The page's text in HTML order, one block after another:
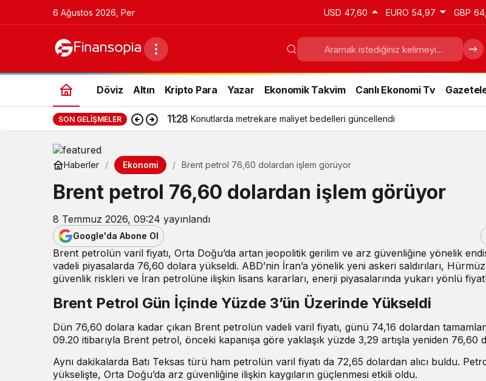
6 Ağustos 2026, Per USD 47,60 EURO 54,97 GBP
Döviz Altın Kripto Para Yazar Ekonomik Takvim Canlı Ekonomi Tv
SON GELIŞMELER 11:28 Konutlarda metrekare maliyet bedelleri güncellendi
Haberler Ekonomi Brent petrol 76,60 dolardan işlem görüyor
Brent petrol 76,60 dolardan işlem görüyor
8 Temmuz 2026, 09:24 yayınlandı
Google'da Abone Ol
Brent petrolün varil fiyatı, Orta Doğu’da artan jeopolitik gerilim ve arz güvenliğine yönelik
vadeli piyasalarda 76,60 dolara yükseldi. ABD’nin İran’a yönelik yeni askeri saldırıları,
güvenlik riskleri ve İran petrolüne ilişkin lisans kararları, enerji piyasalarında yukarı yönlü
Brent Petrol Gün İçinde Yüzde 3’ün Üzerinde Yükseldi
Dün 76,60 dolara kadar çıkan Brent petrolün vadeli varil fiyatı, günü 74,16 dolardan
09.20 itibarıyla Brent petrol, önceki kapanışa göre yaklaşık yüzde 3,29 artışla yeniden 76,60
Aynı dakikalarda Batı Teksas türü ham petrolün varil fiyatı da 72,65 dolardan alıcı buldu.
yükselişte, Orta Doğu’da arz güvenliğine ilişkin kaygıların güçlenmesi etkili oldu.